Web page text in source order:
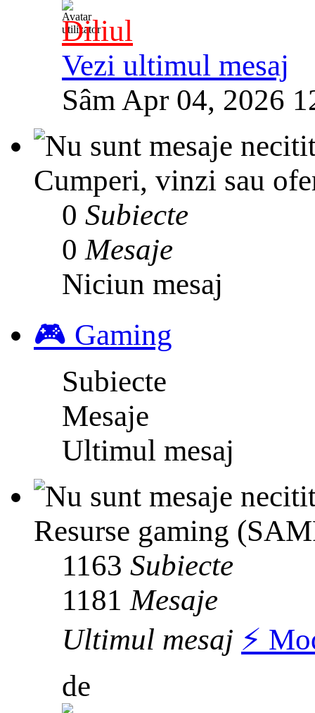
Diliul
Vezi ultimul mesaj
Sâm Apr 04, 2026
Cumperi, vinzi sau
0 Subiecte
0Mesaje
Niciun mesaj
🎮 Gaming
Subiecte
Mesaje
Ultimul mesaj
Resurse gaming
1163 Subiecte
1181Mesaje
Ultimul mesaj ⚡️
de